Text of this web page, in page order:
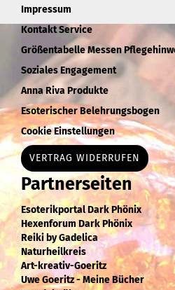
Impressum
Kontakt Service
Größentabelle Messen
Soziales Engagement
Anna Riva Produkte
Esoterischer Belehrungsbogen
Cookie Einstellungen
VERTRAG WIDERRUFEN
Partnerseiten
Esoterikportal Dark Phönix
Hexenforum Dark Phönix
Reiki by Gadelica
Naturheilkreis
Art-kreativ-Goeritz
Uwe Goeritz - Meine Bücher